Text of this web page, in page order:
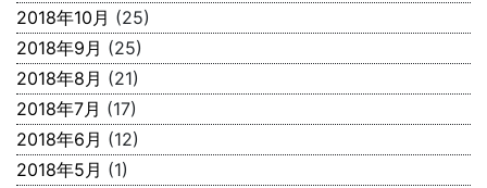
2018年10月 (25)
2018年9月 (25)
2018年8月 (21)
2018年7月 (17)
2018年6月 (12)
2018年5月 (1)